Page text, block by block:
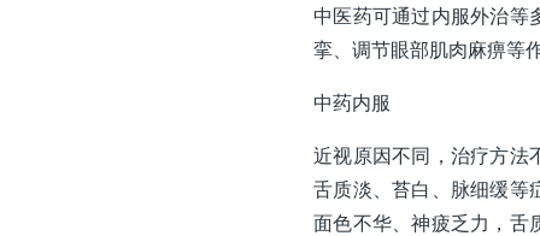
中医药可通过内服外治等
挛、调节眼部肌肉麻痹等
中药内服
近视原因不同，治疗方法
舌质淡、苔白、脉细缓等
面色不华、神疲乏力，舌